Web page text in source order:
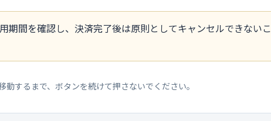
期間を確認し、決済完了後は原則としてキャンセルできないこ
動するまで、ボタンを続けて押さないでください。